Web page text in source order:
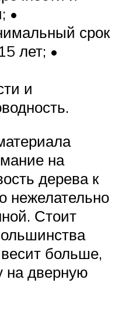
•
срок
лет; •
и
на
дерева к
нежелательно
Стоит
больше,
на дверную